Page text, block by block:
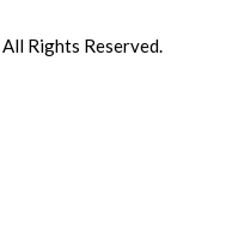
All Rights Reserved.